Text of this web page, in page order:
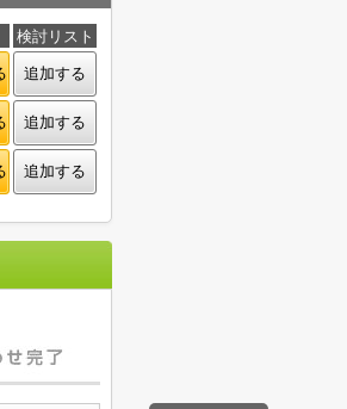
検討リスト
追加する
追加する
追加する